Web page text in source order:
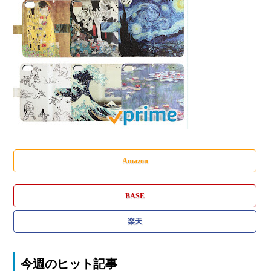
Amazon
BASE
楽天
今週のヒット記事